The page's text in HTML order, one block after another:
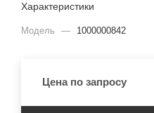
Характеристики
Модель — 1000000842
Цена по запросу